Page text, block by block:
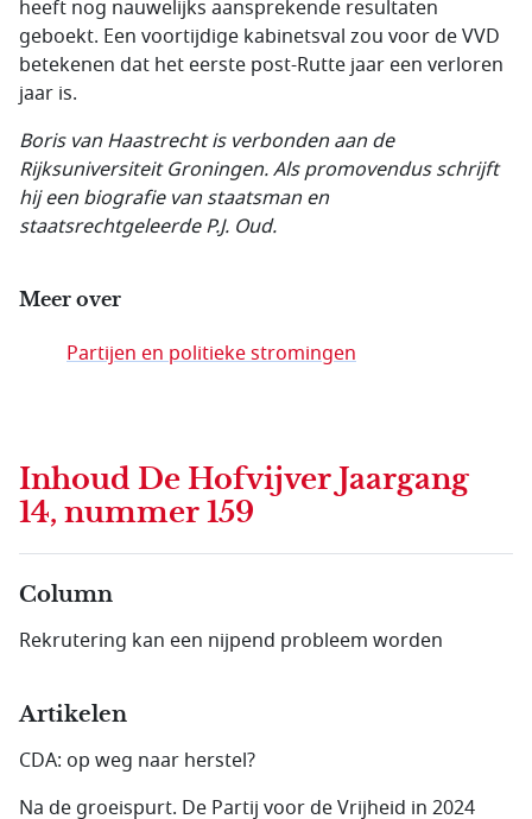
heeft nog nauwelijks aansprekende resultaten
geboekt. Een voortijdige kabinetsval zou voor de VVD
betekenen dat het eerste post-Rutte jaar een verloren
jaar is.
Boris van Haastrecht is verbonden aan de
Rijksuniversiteit Groningen. Als promovendus schrijft
hij een biografie van staatsman en
staatsrechtgeleerde P.J. Oud.
Meer over
Partijen en politieke stromingen
Inhoud De Hofvijver Jaargang
14, nummer 159
Column
Rekrutering kan een nijpend probleem worden
Artikelen
CDA: op weg naar herstel?
Na de groeispurt. De Partij voor de Vrijheid in 2024